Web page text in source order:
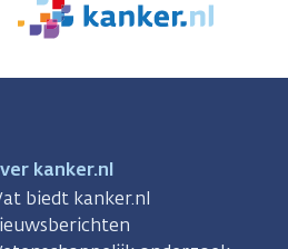
We
er
kanker.nl
biedt kanker.nl